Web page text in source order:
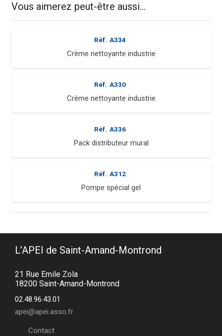
Vous aimerez peut-être aussi…
Réf. A334
Crème nettoyante industrie
Réf. A330
Crème nettoyante industrie
Réf. A336
Pack distributeur mural
Réf. A312
Pompe spécial gel
L’APEI de Saint-Amand-Montrond
21 Rue Emile Zola
18200 Saint-Amand-Montrond
02.48.96.43.01
apei@apei.asso.fr
Contact